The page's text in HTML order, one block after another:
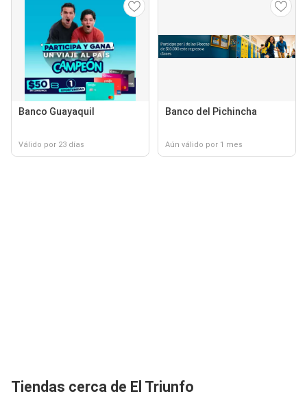
Banco Guayaquil
Válido por 23 días
Banco del Pichincha
Aún válido por 1 mes
Tiendas cerca de El Triunfo